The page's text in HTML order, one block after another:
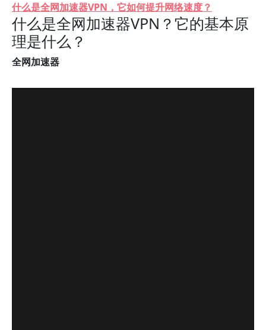
什么是全网加速器VPN，它如何提升网络速度？
什么是全网加速器VPN？它的基本原
理是什么？
全网加速器